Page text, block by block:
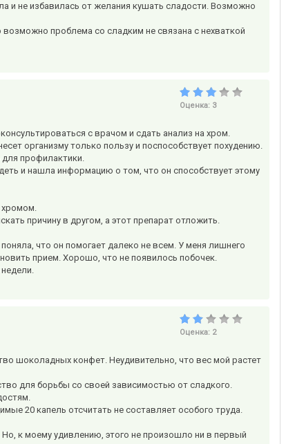
и не избавилась от желания кушать сладости. Возможно
проблема со сладким не связана с нехваткой
Оценка: 3
с врачом и сдать анализ на хром.
организму только пользу и поспособствует похудению.
профилактики.
и нашла информацию о том, что он способствует этому
хромом.
причину в другом, а этот препарат отложить.
что он помогает далеко не всем. У меня лишнего
прием. Хорошо, что не появилось побочек.
Оценка: 2
шоколадных конфет. Неудивительно, что вес мой растет
для борьбы со своей зависимостью от сладкого.
20 капель отсчитать не составляет особого труда.
к моему удивлению, этого не произошло ни в первый